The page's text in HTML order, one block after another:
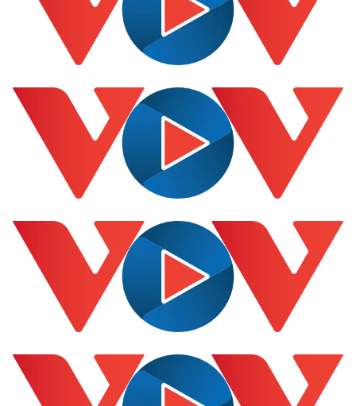
Khởi nghiệp
Tiêu dùng
Tỷ giá
Chứng khoán
Giá cà phê